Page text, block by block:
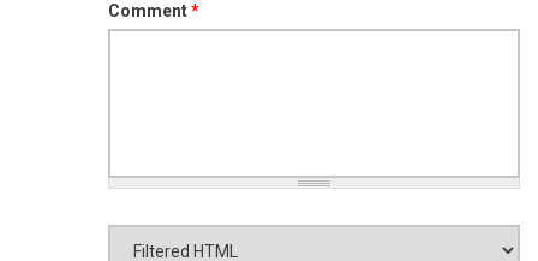
Comment*
Formato de texto